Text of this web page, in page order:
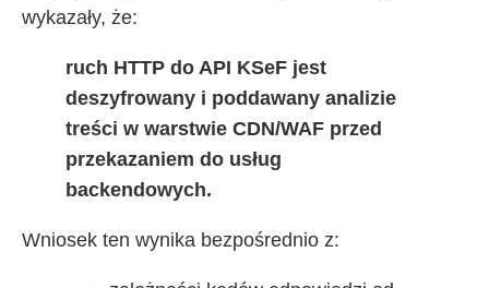
wykazały, że:
ruch HTTP do API KSeF jest
deszyfrowany i poddawany analizie
treści w warstwie CDN/WAF przed
przekazaniem do usług
backendowych.
Wniosek ten wynika bezpośrednio z: